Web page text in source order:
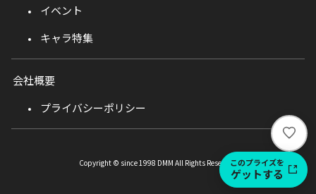
い
い
このプライズを
ゲットする
イベント
キャラ特集
会社概要
プライバシーポリシー
Copyright © since 1998 DMM All Rights Reserved.